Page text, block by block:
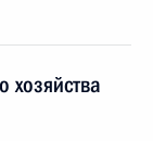
хозяйства